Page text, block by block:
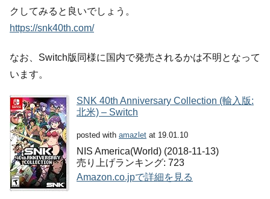
クしてみると良いでしょう。
https://snk40th.com/
なお、Switch版同様に国内で発売されるかは不明となって
います。
SNK 40th Anniversary Collection (輸入版:
北米) – Switch
posted with amazlet at 19.01.10
NIS America(World) (2018-11-13)
売り上げランキング: 723
Amazon.co.jpで詳細を見る